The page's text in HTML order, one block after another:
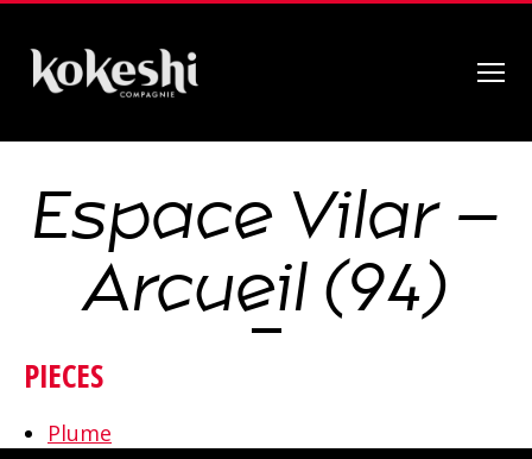
Kokeshi
Espace Vilar –
Arcueil (94)
PIECES
Plume